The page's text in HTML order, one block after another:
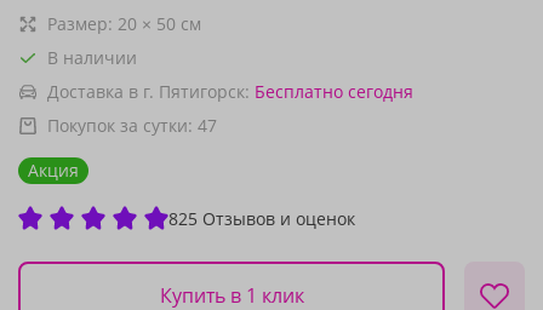
Размер: 20 × 50 см
В наличии
Доставка в г. Пятигорск: Бесплатно сегодня
Покупок за сутки: 47
Акция
825 Отзывов и оценок
Купить в 1 клик